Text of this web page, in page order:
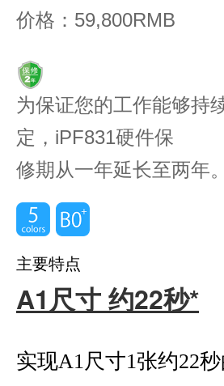
价格：59,800RMB
为保证您的工作能够持
定，iPF831硬件保
修期从一年延长至两年。
主要特点
A1尺寸 约22秒*
实现A1尺寸1张约22